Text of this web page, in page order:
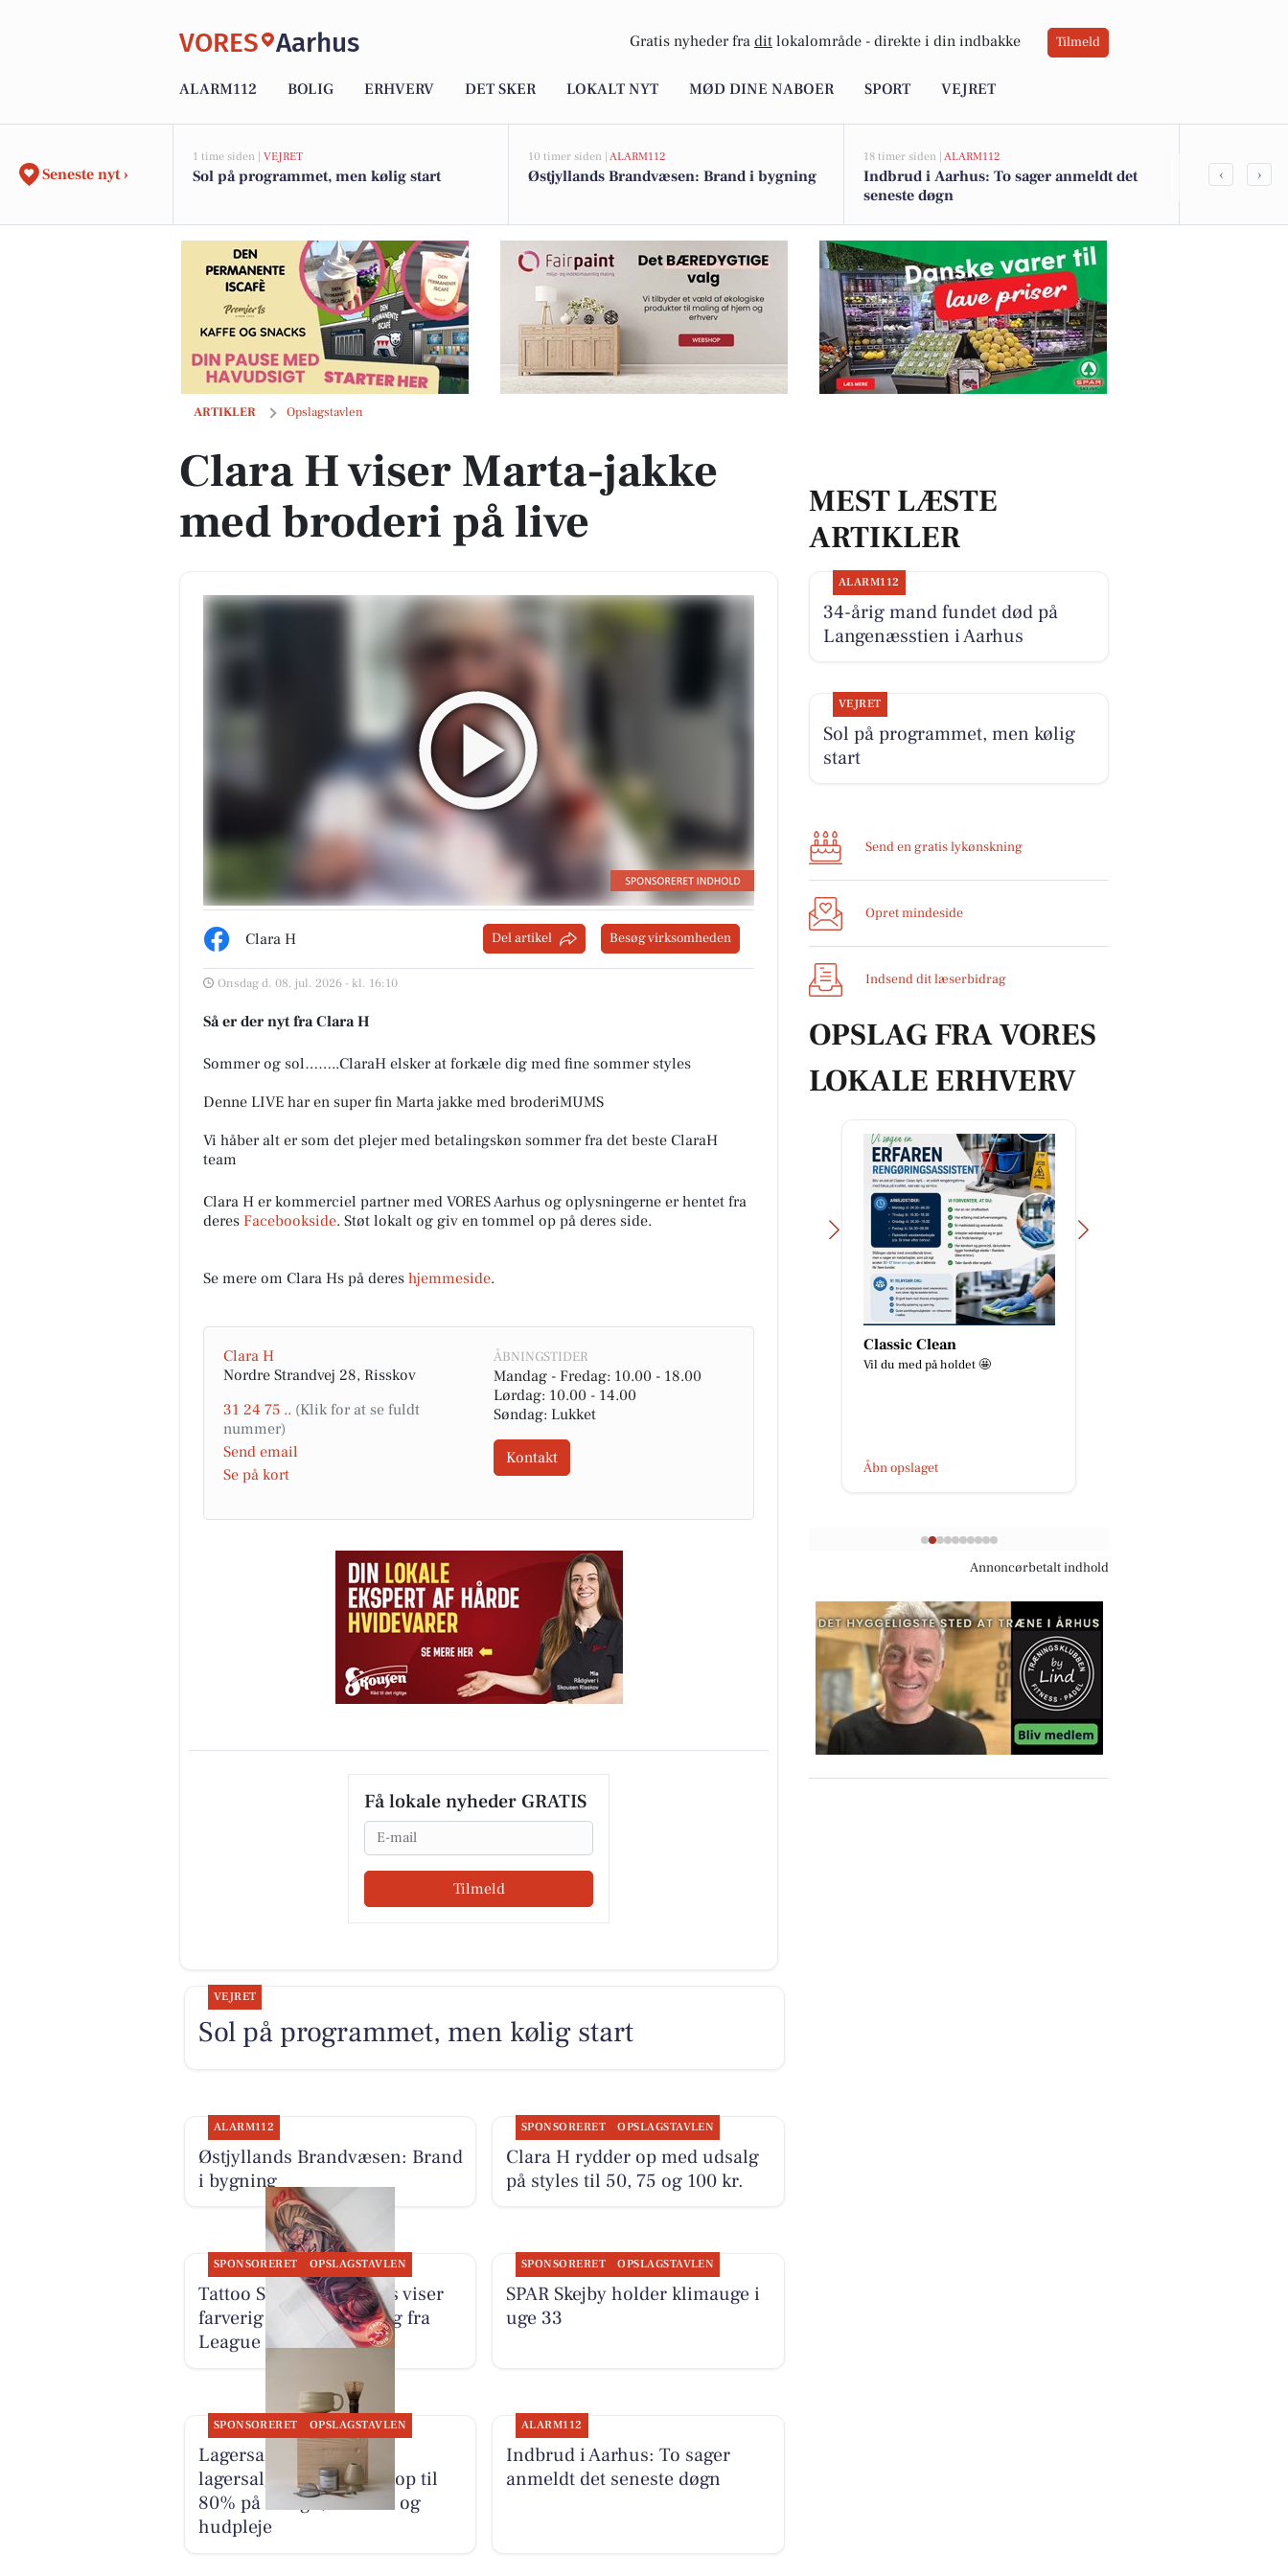
VORES Aarhus Gratis nyheder fra dit lokalområde - direkte i din indbakke Tilmeld
ALARM112 BOLIG ERHVERV DET SKER LOKALT NYT MØD DINE NABOER SPORT VEJRET
Seneste nyt ›
1 time siden | VEJRET
Sol på programmet, men kølig start
10 timer siden | ALARM112
Østjyllands Brandvæsen: Brand i bygning
18 timer siden | ALARM112
Indbrud i Aarhus: To sager anmeldt det
seneste døgn
Politiet
‹ ›
ARTIKLER Opslagstavlen
Clara H viser Marta-jakke med broderi på live
Clara H viser Marta-jakke
med broderi på live
Clara H Del artikel Besøg virksomheden
Onsdag d. 08. jul. 2026 - kl. 16:10
Så er der nyt fra Clara H
Sommer og sol……..ClaraH elsker at forkæle dig med fine sommer styles
Denne LIVE har en super fin Marta jakke med broderiMUMS
Vi håber alt er som det plejer med betalingskøn sommer fra det beste ClaraH
team
Clara H er kommerciel partner med VORES Aarhus og oplysningerne er hentet fra
deres Facebookside. Støt lokalt og giv en tommel op på deres side.
Se mere om Clara Hs på deres hjemmeside.
Clara H
Nordre Strandvej 28, Risskov
31 24 75 ..
Send email
Se på kort
ÅBNINGSTIDER
Mandag - Fredag: 10.00 - 18.00
Lørdag: 10.00 - 14.00
Søndag: Lukket
Kontakt
Få lokale nyheder GRATIS
Email
Tilmeld
MEST LÆSTE
ARTIKLER
ALARM112
34-årig mand fundet død på
Langenæsstien i Aarhus
VEJRET
Sol på programmet, men kølig
start
Send en gratis lykønskning
Opret mindeside
Indsend dit læserbidrag
OPSLAG FRA VORES
LOKALE ERHVERV
Hvad er undskyldningen for fortsat
brug af plastmaling? Plastmaling
har i mange år været en populær
løsning inden for bygges...
Åbn opslaget
Vil du med på holdet 🤩
Åbn opslaget
SPAR Skejby
🍀KLIMAUGE - uge 33🍀 I uge 33
Åbn opslaget
Annoncørbetalt indhold
VEJRET
Sol på programmet, men kølig start
ALARM112
Østjyllands Brandvæsen: Brand
i bygning
SPONSORERET OPSLAGSTAVLEN
Clara H rydder op med udsalg
på styles til 50, 75 og 100 kr.
SPONSORERET OPSLAGSTAVLEN
Tattoo Studio 96 Aarhus viser
farverig Kayn-tatovering fra
League of Legends
SPONSORERET OPSLAGSTAVLEN
SPAR Skejby holder klimauge i
uge 33
SPONSORERET OPSLAGSTAVLEN
Lagersalg.com holder
lagersalg i Aarhus med op til
80% på design, interiør og
hudpleje
ALARM112
Indbrud i Aarhus: To sager
anmeldt det seneste døgn